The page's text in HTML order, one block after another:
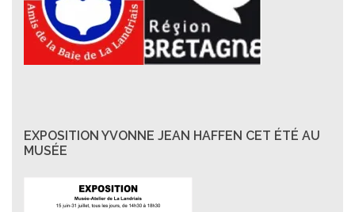
EXPOSITION YVONNE JEAN HAFFEN CET ÉTÉ AU
MUSÉE